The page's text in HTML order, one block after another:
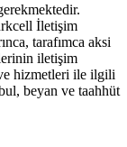
İletişim
tarafımca aksi
iletişim
hizmetleri ile ilgili
beyan ve taahhüt